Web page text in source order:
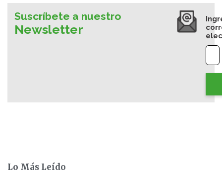
Suscríbete a nuestro
Newsletter
Lo Más Leído